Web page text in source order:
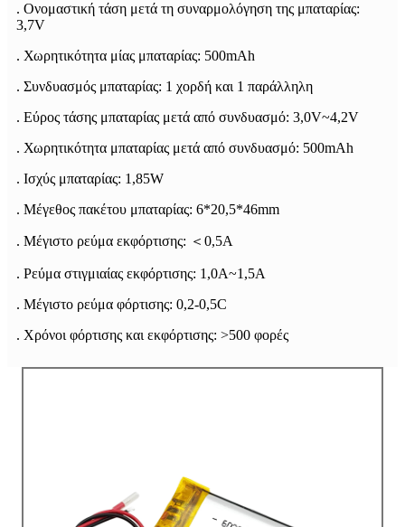
. Ονομαστική τάση μετά τη συναρμολόγηση της μπαταρίας:
3,7V
. Χωρητικότητα μίας μπαταρίας: 500mAh
. Συνδυασμός μπαταρίας: 1 χορδή και 1 παράλληλη
. Εύρος τάσης μπαταρίας μετά από συνδυασμό: 3,0V~4,2V
. Χωρητικότητα μπαταρίας μετά από συνδυασμό: 500mAh
. Ισχύς μπαταρίας: 1,85W
. Μέγεθος πακέτου μπαταρίας: 6*20,5*46mm
. Μέγιστο ρεύμα εκφόρτισης: ＜0,5A
. Ρεύμα στιγμιαίας εκφόρτισης: 1,0A~1,5A
. Μέγιστο ρεύμα φόρτισης: 0,2-0,5C
. Χρόνοι φόρτισης και εκφόρτισης: >500 φορές